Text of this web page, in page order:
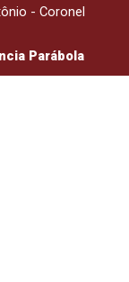
- Coronel
Parábola